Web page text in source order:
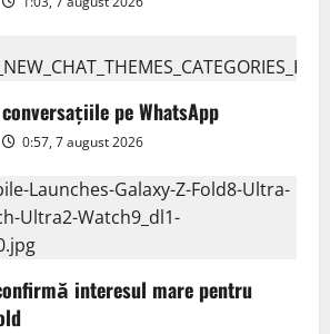
pe WhatsApp
0:57, 7 august 2026
interesul mare pentru